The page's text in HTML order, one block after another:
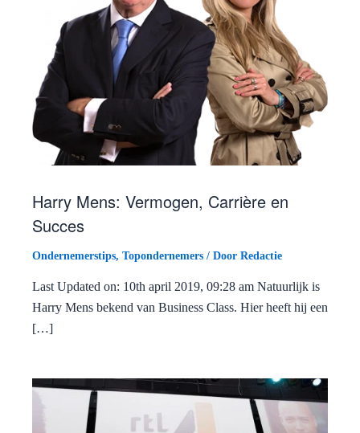
Harry Mens: Vermogen, Carrière en
Succes
Ondernemerstips, Topondernemers / Door Redactie
Last Updated on: 10th april 2019, 09:28 am Natuurlijk is
Harry Mens bekend van Business Class. Hier heeft hij een
[…]